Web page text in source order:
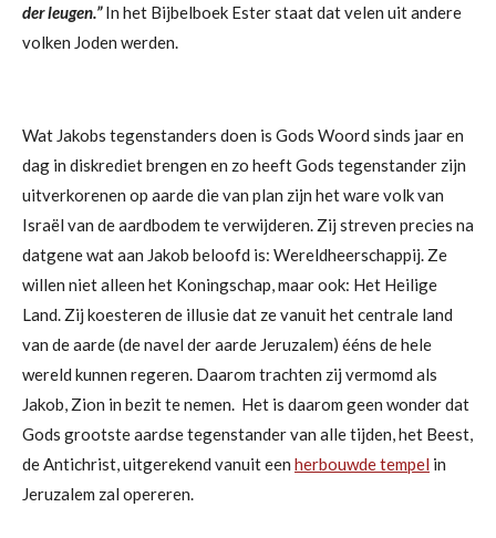
der leugen.” In het Bijbelboek Ester staat dat velen uit andere
volken Joden werden.
Wat Jakobs tegenstanders doen is Gods Woord sinds jaar en
dag in diskrediet brengen en zo heeft Gods tegenstander zijn
uitverkorenen op aarde die van plan zijn het ware volk van
Israël van de aardbodem te verwijderen. Zij streven precies na
datgene wat aan Jakob beloofd is: Wereldheerschappij. Ze
willen niet alleen het Koningschap, maar ook: Het Heilige
Land. Zij koesteren de illusie dat ze vanuit het centrale land
van de aarde (de navel der aarde Jeruzalem) ééns de hele
wereld kunnen regeren. Daarom trachten zij vermomd als
Jakob, Zion in bezit te nemen. Het is daarom geen wonder dat
Gods grootste aardse tegenstander van alle tijden, het Beest,
de Antichrist, uitgerekend vanuit een herbouwde tempel in
Jeruzalem zal opereren.